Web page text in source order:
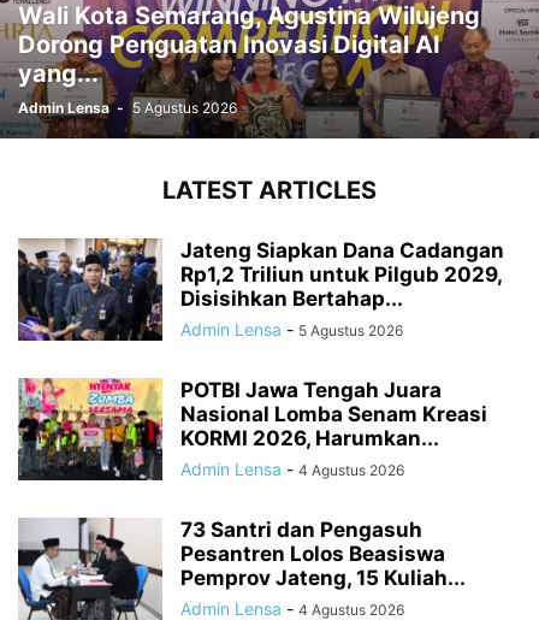
Wali Kota Semarang, Agustina Wilujeng
Dorong Penguatan Inovasi Digital AI
yang...
Admin Lensa - 5 Agustus 2026
LATEST ARTICLES
Jateng Siapkan Dana Cadangan
Rp1,2 Triliun untuk Pilgub 2029,
Disisihkan Bertahap...
Admin Lensa - 5 Agustus 2026
POTBI Jawa Tengah Juara
Nasional Lomba Senam Kreasi
KORMI 2026, Harumkan...
Admin Lensa - 4 Agustus 2026
73 Santri dan Pengasuh
Pesantren Lolos Beasiswa
Pemprov Jateng, 15 Kuliah...
Admin Lensa - 4 Agustus 2026